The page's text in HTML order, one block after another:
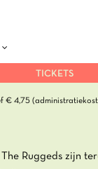
TICKETS
€ 4,75
Ruggeds zijn